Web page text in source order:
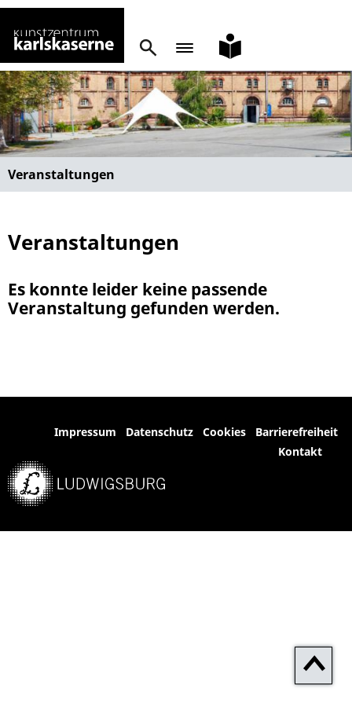
leichte
Sprache
Veranstaltungen
Veranstaltungen
Es konnte leider keine passende
Veranstaltung gefunden werden.
Impressum Datenschutz Cookies
Barrierefreiheit
Kontakt